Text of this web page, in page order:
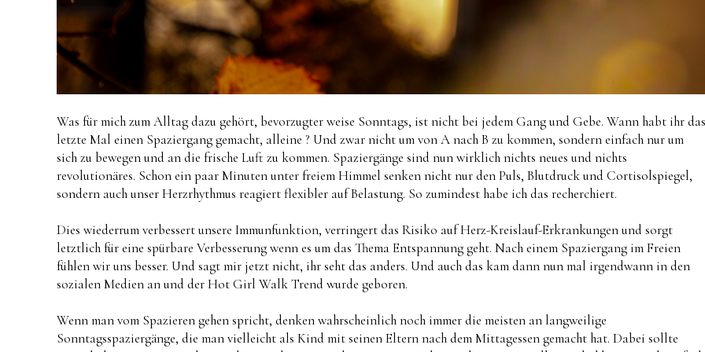
Was für mich zum Alltag dazu gehört, bevorzugter weise Sonntags, ist nicht bei jedem Gang und Gebe. Wann habt ihr das
letzte Mal einen Spaziergang gemacht, alleine ? Und zwar nicht um von A nach B zu kommen, sondern einfach nur um
sich zu bewegen und an die frische Luft zu kommen. Spaziergänge sind nun wirklich nichts neues und nichts
revolutionäres. Schon ein paar Minuten unter freiem Himmel senken nicht nur den Puls, Blutdruck und Cortisolspiegel,
sondern auch unser Herzrhythmus reagiert flexibler auf Belastung. So zumindest habe ich das recherchiert.
Dies wiederrum verbessert unsere Immunfunktion, verringert das Risiko auf Herz-Kreislauf-Erkrankungen und sorgt
letztlich für eine spürbare Verbesserung wenn es um das Thema Entspannung geht. Nach einem Spaziergang im Freien
fühlen wir uns besser. Und sagt mir jetzt nicht, ihr seht das anders. Und auch das kam dann nun mal irgendwann in den
sozialen Medien an und der Hot Girl Walk Trend wurde geboren.
Wenn man vom Spazieren gehen spricht, denken wahrscheinlich noch immer die meisten an langweilige
Sonntagsspaziergänge, die man vielleicht als Kind mit seinen Eltern nach dem Mittagessen gemacht hat. Dabei sollte